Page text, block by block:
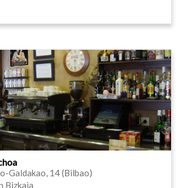
Galdakao, 14 (Bilbao)
Bizkaia